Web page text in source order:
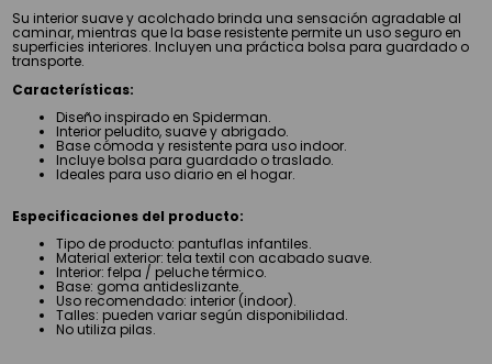
Su interior suave y acolchado brinda una sensación agradable al
caminar, mientras que la base resistente permite un uso seguro en
superficies interiores. Incluyen una práctica bolsa para guardado o
transporte.
Características:
Diseño inspirado en Spiderman.
Interior peludito, suave y abrigado.
Base cómoda y resistente para uso indoor.
Incluye bolsa para guardado o traslado.
Ideales para uso diario en el hogar.
Especificaciones del producto:
Tipo de producto: pantuflas infantiles.
Material exterior: tela textil con acabado suave.
Interior: felpa / peluche térmico.
Base: goma antideslizante.
Uso recomendado: interior (indoor).
Talles: pueden variar según disponibilidad.
No utiliza pilas.